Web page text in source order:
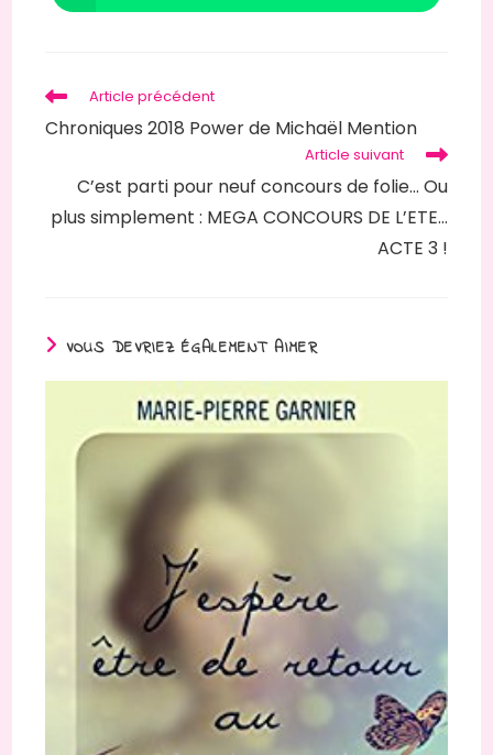
dans
Read
more
articles
Article précédent
Chroniques 2018 Power de Michaël Mention
Article suivant
C’est parti pour neuf concours de folie… Ou
plus simplement : MEGA CONCOURS DE L’ETE…
ACTE 3 !
VOUS DEVRIEZ ÉGALEMENT AIMER